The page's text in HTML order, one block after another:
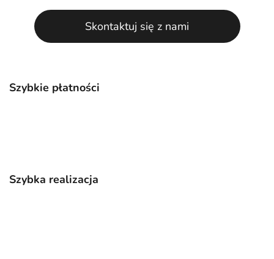
Szybkie płatności
Szybka realizacja
Skontaktuj się z nami